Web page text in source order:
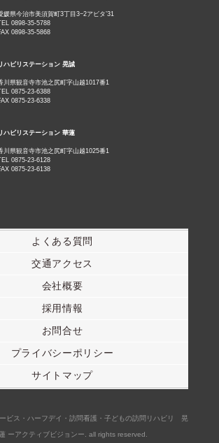
媛県今治市美須賀町3丁目3−2アビタ’31
0898-35-5788
0898-35-5868
ハビリステーション 晃誠
川県観音寺市池之尻町字山越1017番1
0875-23-6388
0875-23-6338
ハビリステーション 華蓮
川県観音寺市池之尻町字山越1025番1
0875-23-6128
0875-23-6138
よくある質問
交通アクセス
会社概要
採用情報
お問合せ
プライバシーポリシー
サイトマップ
ビス・ハーフデイ・訪問看護・子どもの訪問リハビリ 晃
ーアクティブビジョンー. all rights reserved.